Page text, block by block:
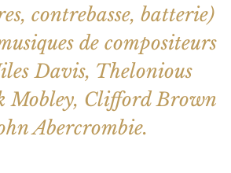
contrebasse, batterie)
de compositeurs
Davis, Thelonious
Mobley, Clifford Brown
Abercrombie.